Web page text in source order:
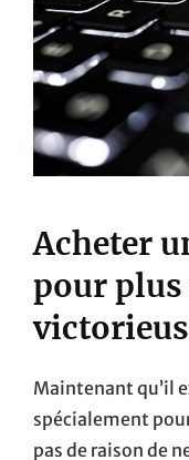
Acheter
pour plus
Maintenant qu’il
spécialement
pas de raison de